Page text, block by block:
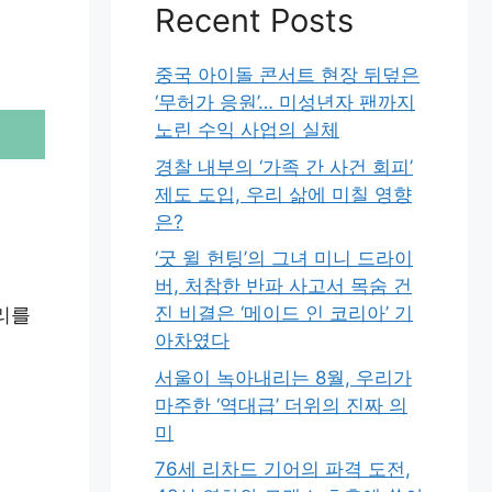
를
Recent Posts
중국 아이돌 콘서트 현장 뒤덮은
‘무허가 응원’… 미성년자 팬까지
노린 수익 사업의 실체
경찰 내부의 ‘가족 간 사건 회피’
제도 도입, 우리 삶에 미칠 영향
은?
‘굿 윌 헌팅’의 그녀 미니 드라이
버, 처참한 반파 사고서 목숨 건
진 비결은 ‘메이드 인 코리아’ 기
아차였다
서울이 녹아내리는 8월, 우리가
마주한 ‘역대급’ 더위의 진짜 의
미
76세 리차드 기어의 파격 도전,